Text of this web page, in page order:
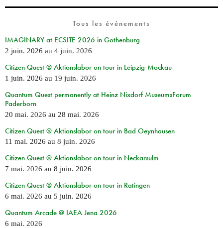
Tous les événements
IMAGINARY at ECSITE 2026 in Gothenburg
2 juin. 2026 au 4 juin. 2026
Citizen Quest @ Aktionslabor on tour in Leipzig-Mockau
1 juin. 2026 au 19 juin. 2026
Quantum Quest permanently at Heinz Nixdorf MuseumsForum
Paderborn
20 mai. 2026 au 28 mai. 2026
Citizen Quest @ Aktionslabor on tour in Bad Oeynhausen
11 mai. 2026 au 8 juin. 2026
Citizen Quest @ Aktionslabor on tour in Neckarsulm
7 mai. 2026 au 8 juin. 2026
Citizen Quest @ Aktionslabor on tour in Ratingen
6 mai. 2026 au 5 juin. 2026
Quantum Arcade @ IAEA Jena 2026
6 mai. 2026